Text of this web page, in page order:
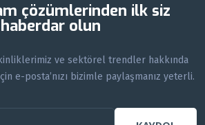
çözümlerinden ilk siz
haberdar olun
ve sektörel trendler hakkında
e-posta’nızı bizimle paylaşmanız yeterli.